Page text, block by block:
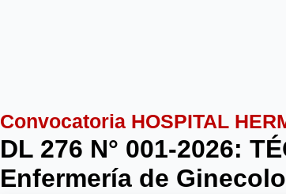
Convocatoria HOSPITAL
DL 276 N° 001-2026:
Enfermería de